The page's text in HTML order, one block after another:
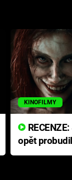
KINOFILMY
opět
přichází s